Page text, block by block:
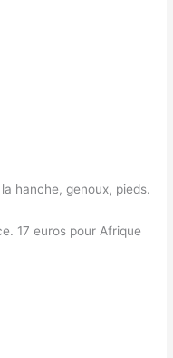
hanche, genoux, pieds.
17 euros pour Afrique